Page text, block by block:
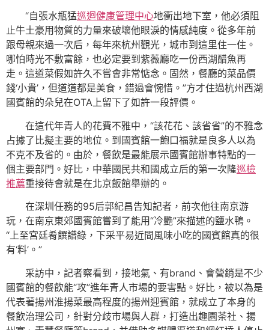
“自張水瓶猛巡迴健康管理中心地衝出地下室，他必須阻
止牛土豪用物質的力量來破壞他眼淚的情感純度。從多年前
跟母親來過一次后，每年來杭州觀光，城市到這里住一住。
哪怕時光不敷富餘，也必定要到紫薇廳吃一份西湖醋魚再
走。這道菜假如許久不嘗會非常惦念。固然，餐廳的菜品價
錢‘小貴’，但道道都是美食，錯過會惋惜。”方才住過杭州西湖
國賓館的朵兒在OTA上留下了如許一段評價。
在這代年青人的花費不雅中，“該花花、該省省”的不雅念
占據了比擬主要的地位。到國賓館一飽口福就是良多人以為
不克不及省的。由於，餐飲是最能展示國賓館辦事特點的一
個主要部門。好比，中華國民共和國成立后的第一次隆巡檢
推薦重接待會就是在北京飯館舉辦的。
在深圳任務的95后郭紀昌告知記者，前次他往南京游
玩，在南京東郊國賓館嘗到了能用“冷艷”來描述的鹽水鴨。
“上至宮廷肴饌譜錄，下采平易近間風味小吃的國賓館真的很
有‘料’。”
采訪中，記者察看到，接地氣、有brand、會營銷是不少
國賓館的餐飲能“攻”進年青人市場的要害點。好比，被以為是
代表著揚州淮揚菜最高程度的揚州迎賓館，就成立了本身的
餐飲治理公司，針對分歧市場與人群，打造出趣園茶社、揚